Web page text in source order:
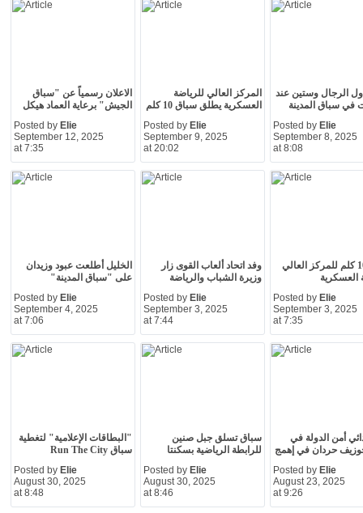
الاعلان رسمياً عن "سباق
الجيش" برعاية العماد هيكل
Posted by Elie
September 12, 2025
at 7:35
المركز العالي للرياضة
العسكرية يطلق سباق 10 كلم
Posted by Elie
September 9, 2025
at 20:02
الرجال وستين عند
في سباق المدينة
Posted by Elie
September 8, 2025
at 8:08
الخليل أطلعت عبود وزيدان
على "سباق المدينة"
Posted by Elie
September 4, 2025
at 7:06
وفد اتحاد ألعاب القوى زار
وزيرة الشباب والرياضة
Posted by Elie
September 3, 2025
at 7:44
سباق 10 كلم للمركز العالي
العسكرية
Posted by Elie
September 3, 2025
at 7:35
"البطاقات الإعلامية" لتغطية
سباق Run The City
Posted by Elie
August 30, 2025
at 8:48
سباق تسلق جبل صنين
للرابطة الرياضية بسكنتا
Posted by Elie
August 30, 2025
at 8:46
أمن الدولة في
حردان في إهمج
Posted by Elie
August 23, 2025
at 9:26